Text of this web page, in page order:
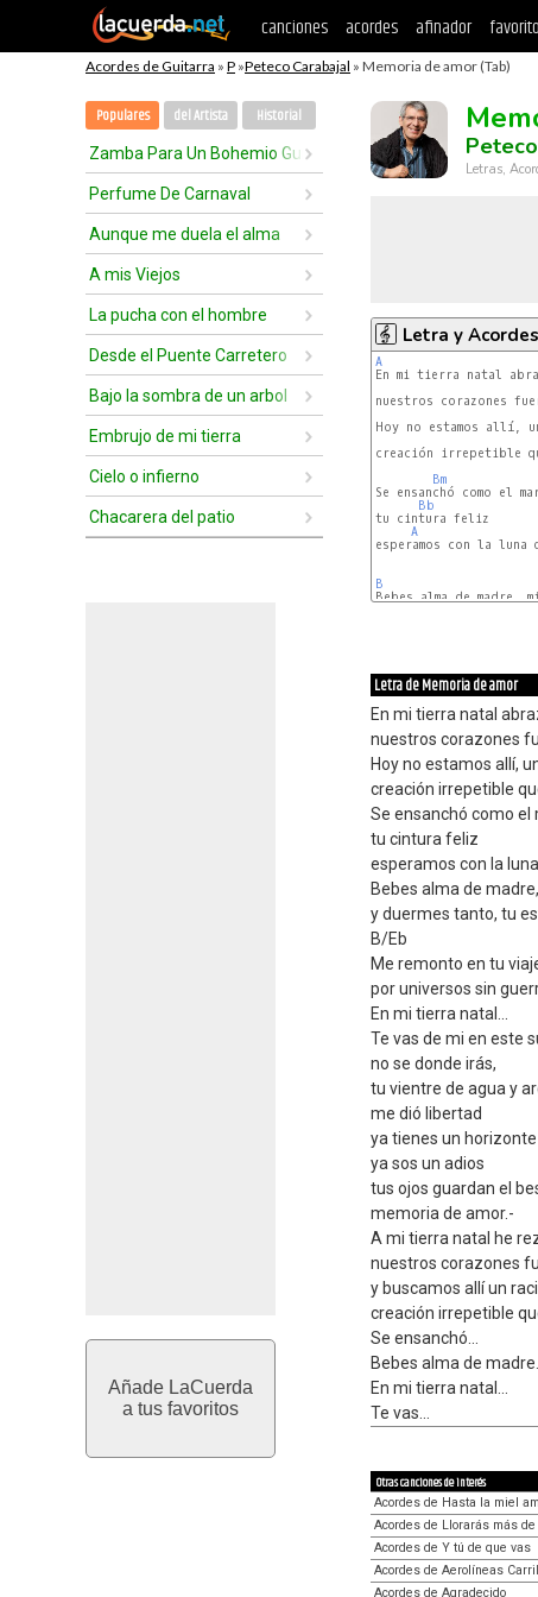
canciones acordes afinador
Acordes de Guitarra » P »Peteco Carabajal » Memoria de amor (Tab)
Populares del Artista Historial
Zamba Para Un Bohemio Guitarrero
Perfume De Carnaval
Aunque me duela el alma
A mis Viejos
La pucha con el hombre
Desde el Puente Carretero
Bajo la sombra de un arbol
Embrujo de mi tierra
Cielo o infierno
Chacarera del patio
Añade LaCuerda
a tus favoritos
Letras,
Letra y Acordes
A
nuestros corazones
Hoy no estamos allí,
creación irrepetible
Bm
Se ensanchó como el
Bb
tu cintura feliz
A
esperamos con la
B
Letra de Memoria de amor
En mi tierra natal
nuestros corazones
Hoy no estamos allí,
creación irrepetible
Se ensanchó como el
tu cintura feliz
esperamos con la
Bebes alma de
y duermes tanto, tu
B/Eb
Me remonto en tu
por universos sin
En mi tierra natal...
Te vas de mi en este
no se donde irás,
tu vientre de agua y
me dió libertad
ya tienes un horizonte
ya sos un adios
tus ojos guardan el
memoria de amor.-
A mi tierra natal he
nuestros corazones
y buscamos allí un
creación irrepetible
Se ensanchó...
Bebes alma de madre...
En mi tierra natal...
Te vas...
Otras canciones de interés
Acordes de Hasta la miel
Acordes de Llorarás más
Acordes de Y tú de que vas
Acordes de Aerolíneas
Acordes de Agradecido